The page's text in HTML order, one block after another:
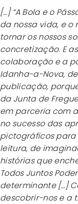
[…] “A Bola e o
da nossa vida, e
tornar os nossos
concretização. E
colaboração e a
Idanha-a-Nova,
publicação,
da Junta de
em parceria com
no sucesso das
pictográficos
leitura, de
histórias que
Todos Juntos
determinante […]
descobrir-nos e a